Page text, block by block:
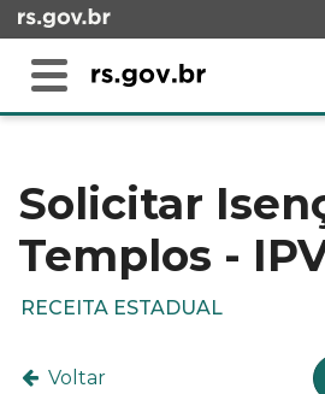
para
conteúdo
menu
para
Alterna
conteúdo
Solicitar
Templos -
RECEITA ESTADUAL
Voltar